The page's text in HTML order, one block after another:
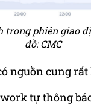
trong phiên giao
đồ: CMC
nguồn cung rất
tự thông